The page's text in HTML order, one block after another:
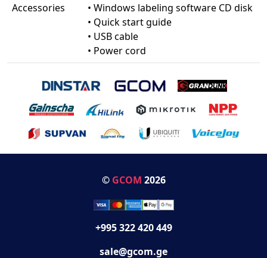
Accessories
• Windows labeling software CD disk
• Quick start guide
• USB cable
• Power cord
© GCOM 2026
+995 322 420 449
sale@gcom.ge